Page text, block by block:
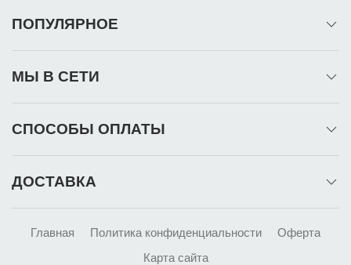
ПОПУЛЯРНОЕ
МЫ В СЕТИ
СПОСОБЫ ОПЛАТЫ
ДОСТАВКА
Главная Политика конфиденциальности
Оферта
Карта сайта